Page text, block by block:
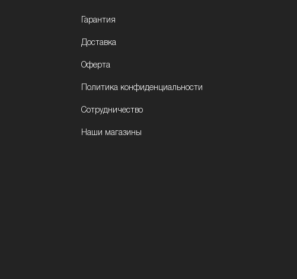
Гарантия
Доставка
Оферта
Политика конфиденциальности
Сотрудничество
Наши магазины